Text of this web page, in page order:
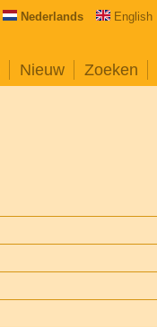
Nederlands English
Nieuw Zoeken